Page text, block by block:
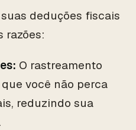
deduções fiscais
razões:
O rastreamento
você não perca
reduzindo sua